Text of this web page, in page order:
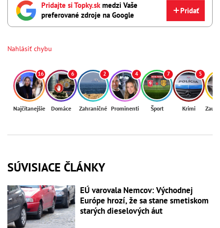
Pridajte si Topky.skmedzi Vaše
preferované zdroje na Google
Pridať
Nahlásiť chybu
16
Najčítanejšie
6
Domáce
2
Zahraničné
4
Prominenti
7
Šport
5
Krimi
SÚVISIACE ČLÁNKY
EÚ varovala Nemcov: Východnej
Európe hrozí, že sa stane smetiskom
starých dieselových áut